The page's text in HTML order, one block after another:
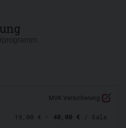
MVK Versicherung
19,00 € - 40,00 € / Sale